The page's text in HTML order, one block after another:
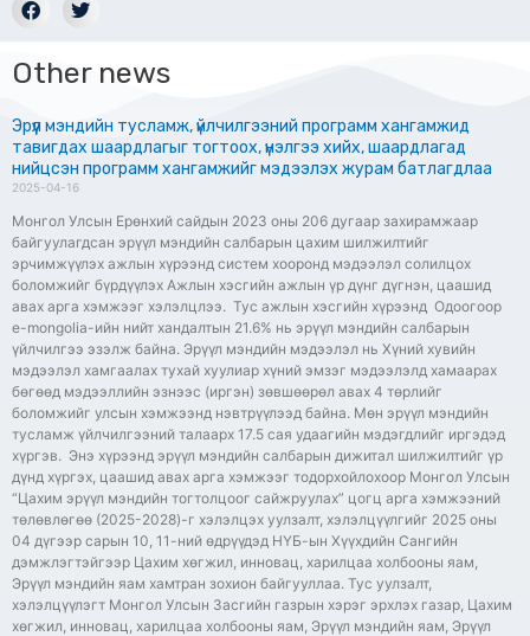
Other news
Эрүүл мэндийн тусламж, үйлчилгээний программ хангамжид
тавигдах шаардлагыг тогтоох, үнэлгээ хийх, шаардлагад
нийцсэн программ хангамжийг мэдээлэх журам батлагдлаа
2025-04-16
Монгол Улсын Ерөнхий сайдын 2023 оны 206 дугаар захирамжаар
байгуулагдсан эрүүл мэндийн салбарын цахим шилжилтийг
эрчимжүүлэх ажлын хүрээнд систем хооронд мэдээлэл солилцох
боломжийг бүрдүүлэх Ажлын хэсгийн ажлын үр дүнг дүгнэн, цаашид
авах арга хэмжээг хэлэлцлээ. Тус ажлын хэсгийн хүрээнд Одоогоор
e-mongolia-ийн нийт хандалтын 21.6% нь эрүүл мэндийн салбарын
үйлчилгээ эзэлж байна. Эрүүл мэндийн мэдээлэл нь Хүний хувийн
мэдээлэл хамгаалах тухай хуулиар хүний эмзэг мэдээлэлд хамаарах
бөгөөд мэдээллийн эзнээс (иргэн) зөвшөөрөл авах 4 төрлийг
боломжийг улсын хэмжээнд нэвтрүүлээд байна. Мөн эрүүл мэндийн
тусламж үйлчилгээний талаарх 17.5 сая удаагийн мэдэгдлийг иргэдэд
хүргэв. Энэ хүрээнд эрүүл мэндийн салбарын дижитал шилжилтийг үр
дүнд хүргэх, цаашид авах арга хэмжээг тодорхойлохоор Монгол Улсын
“Цахим эрүүл мэндийн тогтолцоог сайжруулах” цогц арга хэмжээний
төлөвлөгөө (2025-2028)-г хэлэлцэх уулзалт, хэлэлцүүлгийг 2025 оны
04 дүгээр сарын 10, 11-ний өдрүүдэд НҮБ-ын Хүүхдийн Сангийн
дэмжлэгтэйгээр Цахим хөгжил, инновац, харилцаа холбооны яам,
Эрүүл мэндийн яам хамтран зохион байгууллаа. Тус уулзалт,
хэлэлцүүлэгт Монгол Улсын Засгийн газрын хэрэг эрхлэх газар, Цахим
хөгжил, инновац, харилцаа холбооны яам, Эрүүл мэндийн яам, Эрүүл